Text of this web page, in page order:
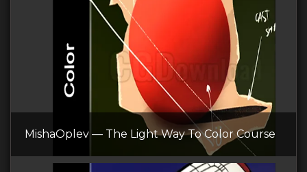
MishaOplev — The Light Way To Color Course